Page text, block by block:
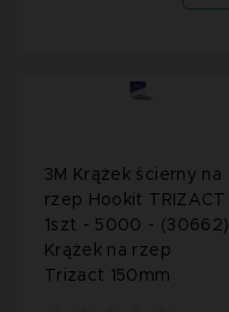
3M Krążek ścierny na
rzep Hookit TRIZACT
1szt - 5000 - (30662)
Krążek na rzep
Trizact 150mm